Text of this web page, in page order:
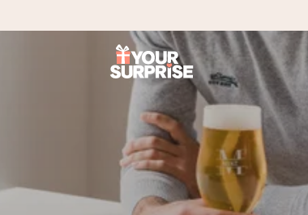
– damit du es genau zum richtigen Zeitpunkt